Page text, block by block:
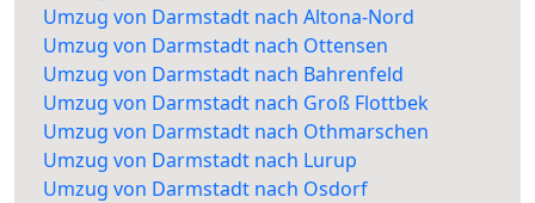
Umzug von Darmstadt nach Altona-Nord
Umzug von Darmstadt nach Ottensen
Umzug von Darmstadt nach Bahrenfeld
Umzug von Darmstadt nach Groß Flottbek
Umzug von Darmstadt nach Othmarschen
Umzug von Darmstadt nach Lurup
Umzug von Darmstadt nach Osdorf